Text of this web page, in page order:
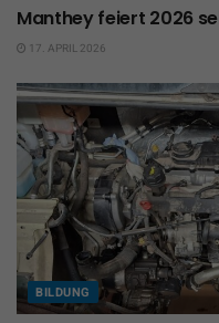
Manthey feiert 2026
17. APRIL 2026
BILDUNG